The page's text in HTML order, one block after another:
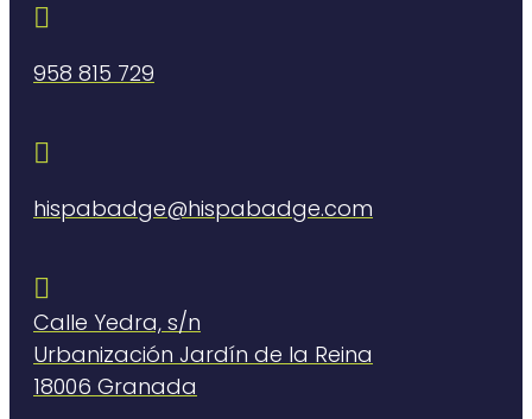

958 815 729

hispabadge@hispabadge.com

Calle Yedra, s/n
Urbanización Jardín de la Reina
18006 Granada